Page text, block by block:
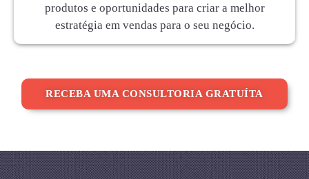
produtos e oportunidades para criar a melhor
estratégia em vendas para o seu negócio.
RECEBA UMA CONSULTORIA GRATUÍTA